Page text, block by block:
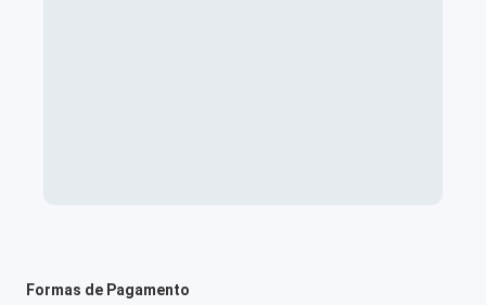
Formas de Pagamento